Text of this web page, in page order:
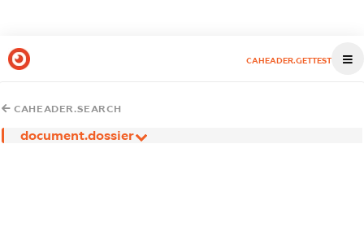
CAHEADER.GETTEST
CAHEADER.SEARCH
document.dossier